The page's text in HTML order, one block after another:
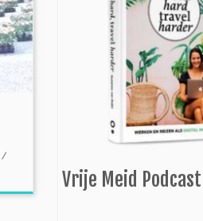
/
Vrije Meid Podcast